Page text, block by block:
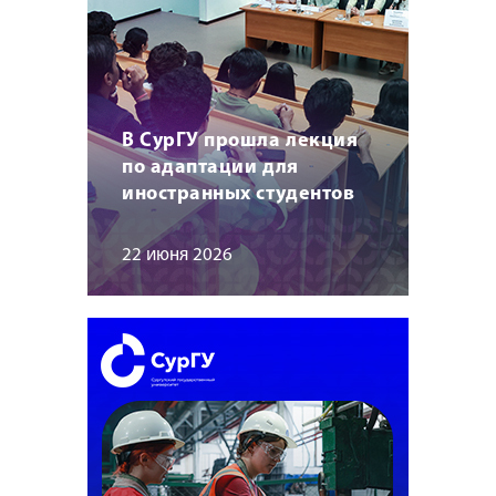
В СурГУ прошла лекция
по адаптации для
иностранных студентов
22 июня 2026